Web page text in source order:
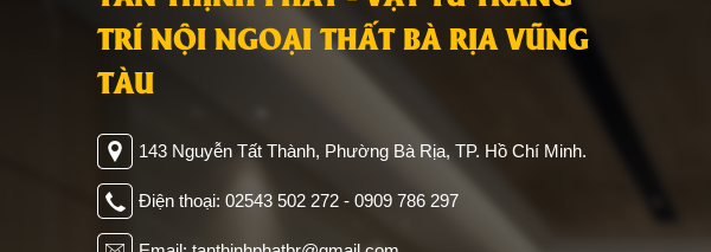
TRÍ NỘI NGOẠI THẤT BÀ RỊA VŨNG
TÀU
143 Nguyễn Tất Thành, Phường Bà Rịa, TP. Hồ Chí Minh.
Điện thoại: 02543 502 272 - 0909 786 297